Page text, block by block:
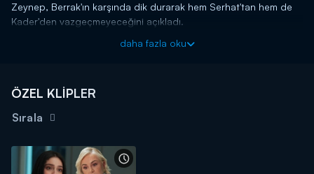
Zeynep, Berrak'ın karşında dik durarak hem Serhat'tan hem de
Kader'den vazgeçmeyeceğini açıkladı.
Güller ve Günahlar yeni bölümleriyle cumartesi akşamı
daha fazla oku
ÖZEL KLİPLER
Sırala